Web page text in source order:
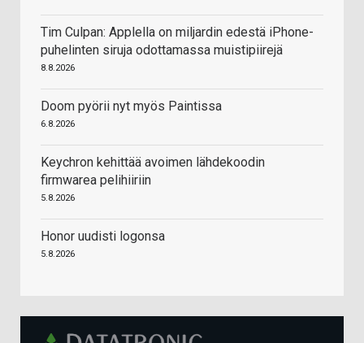
Tim Culpan: Applella on miljardin edestä iPhone-
puhelinten siruja odottamassa muistipiirejä
8.8.2026
Doom pyörii nyt myös Paintissa
6.8.2026
Keychron kehittää avoimen lähdekoodin
firmwarea pelihiiriin
5.8.2026
Honor uudisti logonsa
5.8.2026